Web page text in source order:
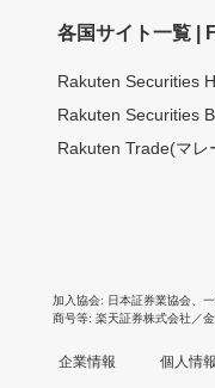
各国サイト一覧 |
Rakuten Securities
Rakuten Securities
Rakuten Trade(マレ
加入協会 日本証券業協会
商号等 楽天証券株式会社／
企業情報 個人情